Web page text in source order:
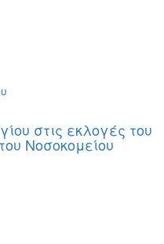
στις εκλογές του
Νοσοκομείου